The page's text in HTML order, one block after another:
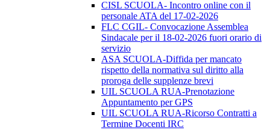
CISL SCUOLA- Incontro online con il
personale ATA del 17-02-2026
FLC CGIL- Convocazione Assemblea
Sindacale per il 18-02-2026 fuori orario di
servizio
ASA SCUOLA-Diffida per mancato
rispetto della normativa sul diritto alla
proroga delle supplenze brevi
UIL SCUOLA RUA-Prenotazione
Appuntamento per GPS
UIL SCUOLA RUA-Ricorso Contratti a
Termine Docenti IRC